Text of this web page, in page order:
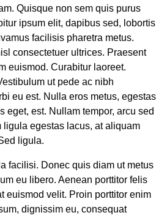
Quisque non sem quis purus
ipsum elit, dapibus sed, lobortis
facilisis pharetra metus.
consectetuer ultrices. Praesent
euismod. Curabitur laoreet.
ut pede ac nibh
eu est. Nulla eros metus, egestas
eget, est. Nullam tempor, arcu sed
egestas lacus, at aliquam
ligula.
facilisi. Donec quis diam ut metus
eu libero. Aenean porttitor felis
euismod velit. Proin porttitor enim
dignissim eu, consequat